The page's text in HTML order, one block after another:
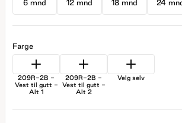
6 mnd 12 mnd 18 mnd 24
Farge
209R-2B -
Vest til gutt -
Alt 1
209R-2B -
Vest til gutt -
Alt 2
Velg selv